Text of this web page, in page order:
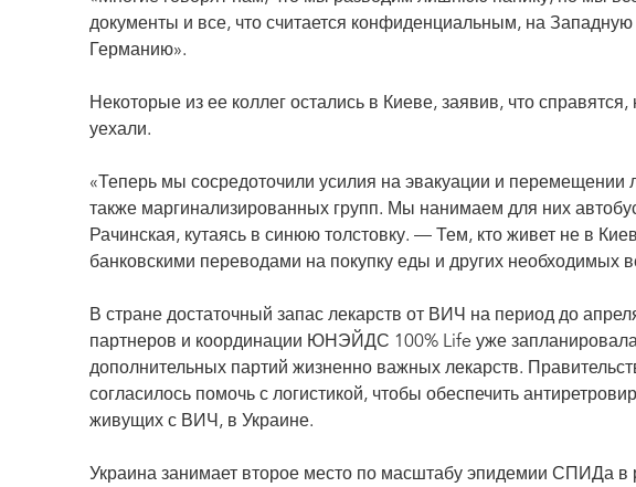
документы и все, что считается конфиденциальным, на
Германию».
Некоторые из ее коллег остались в Киеве, заявив, что
уехали.
«Теперь мы сосредоточили усилия на эвакуации и
также маргинализированных групп. Мы нанимаем для них
Рачинская, кутаясь в синюю толстовку. — Тем, кто живет не в
банковскими переводами на покупку еды и других необходимых
В стране достаточный запас лекарств от ВИЧ на период до
партнеров и координации ЮНЭЙДС 100% Life уже
дополнительных партий жизненно важных лекарств.
согласилось помочь с логистикой, чтобы обеспечить
живущих с ВИЧ, в Украине.
Украина занимает второе место по масштабу эпидемии СПИДа в